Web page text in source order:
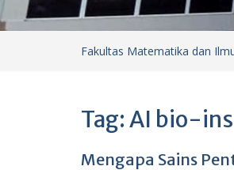
Fakultas Matematika dan
Tag:AI bio-
Mengapa Sains